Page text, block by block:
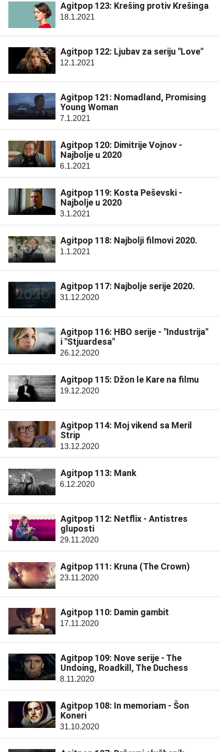
Agitpop 123: Krešing protiv Krešinga
18.1.2021
Agitpop 122: Ljubav za seriju "Love"
12.1.2021
Agitpop 121: Nomadland, Promising
Young Woman
7.1.2021
Agitpop 120: Dimitrije Vojnov -
Najbolje u 2020
6.1.2021
Agitpop 119: Kosta Peševski -
Najbolje u 2020
3.1.2021
Agitpop 118: Najbolji filmovi 2020.
1.1.2021
Agitpop 117: Najbolje serije 2020.
31.12.2020
Agitpop 116: HBO serije - "Industrija"
i "Stjuardesa"
26.12.2020
Agitpop 115: Džon le Kare na filmu
19.12.2020
Agitpop 114: Moj vikend sa Meril
Strip
13.12.2020
Agitpop 113: Mank
6.12.2020
Agitpop 112: Netflix - Antistres
gluposti
29.11.2020
Agitpop 111: Kruna (The Crown)
23.11.2020
Agitpop 110: Damin gambit
17.11.2020
Agitpop 109: Nove serije - The
Undoing, Roadkill, The Duchess
8.11.2020
Agitpop 108: In memoriam - Šon
Koneri
31.10.2020